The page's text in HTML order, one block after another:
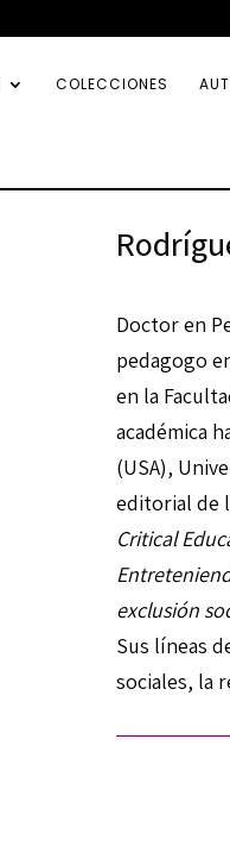
COLECCIONES
Doctor en
pedagogo
en la
académica
(USA),
editorial de
Critical
exclusión
Sus líneas
sociales, la